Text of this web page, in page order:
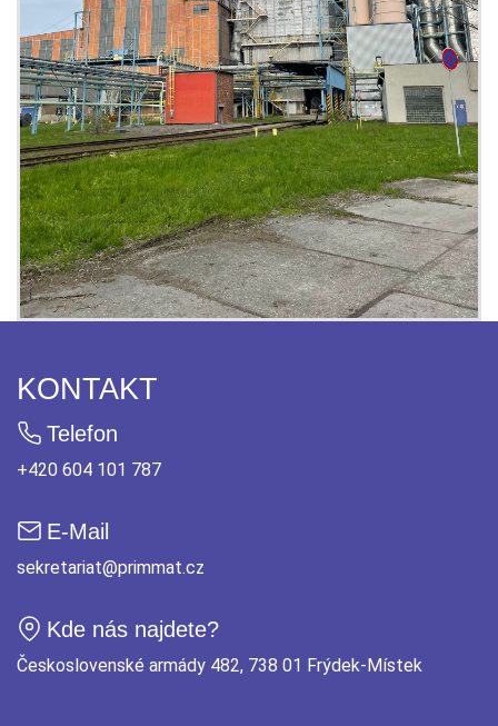
KONTAKT
Telefon
+420 604 101 787
E-Mail
sekretariat@primmat.cz
Kde nás najdete?
Československé armády 482, 738 01 Frýdek-Místek